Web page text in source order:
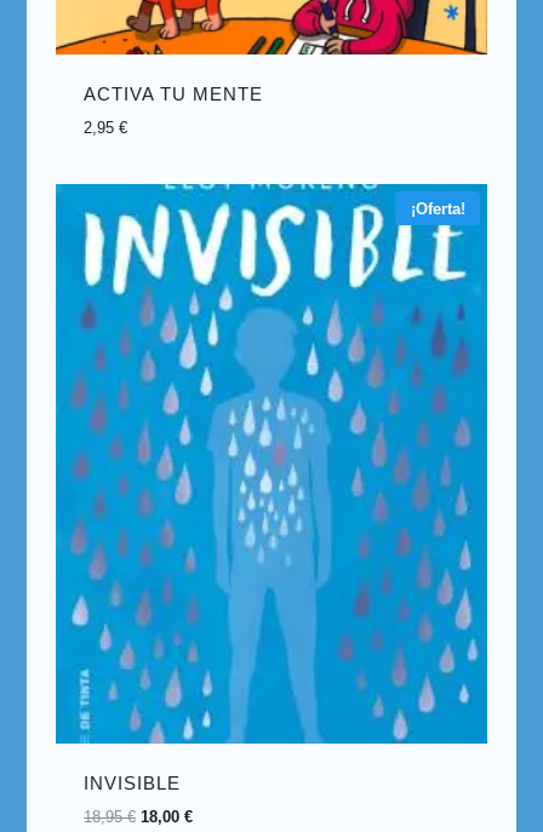
ACTIVA TU MENTE
2,95€
¡Oferta!
INVISIBLE
18,95€ 18,00€